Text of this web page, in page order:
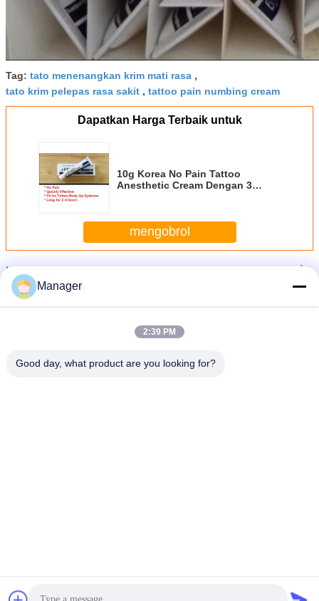
Tag: tato menenangkan krim mati rasa ,
tato krim pelepas rasa sakit , tattoo pain numbing cream
Dapatkan Harga Terbaik untuk
10g Korea No Pain Tattoo
Anesthetic Cream Dengan 3
mengobrol
Lebih
Manager
2:39 PM
Good day, what product are you looking for?